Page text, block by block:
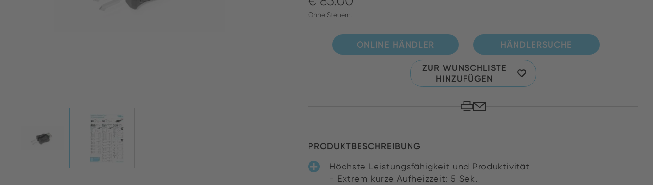
Ohne Steuern.
ONLINE HÄNDLER HÄNDLERSUCHE
ZUR WUNSCHLISTE
HINZUFÜGEN
PRODUKTBESCHREIBUNG
Höchste Leistungsfähigkeit und Produktivität
- Extrem kurze Aufheizzeit: 5 Sek.